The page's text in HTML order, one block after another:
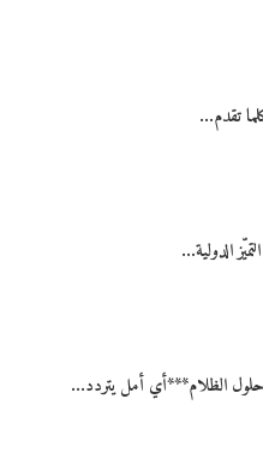
تقدم…
الدولية…
حلول الظلام***أي أمل يتردد…